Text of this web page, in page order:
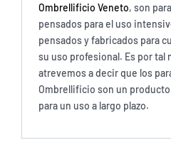
Ombrellificio Veneto, son
pensados para el uso
pensados y fabricados para
su uso profesional. Es por tal
atrevemos a decir que los
Ombrellificio son un
para un uso a largo plazo.